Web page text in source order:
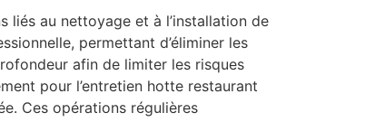
liés au nettoyage et à l’installation de
permettant d’éliminer les
afin de limiter les risques
pour l’entretien hotte restaurant
Ces opérations régulières